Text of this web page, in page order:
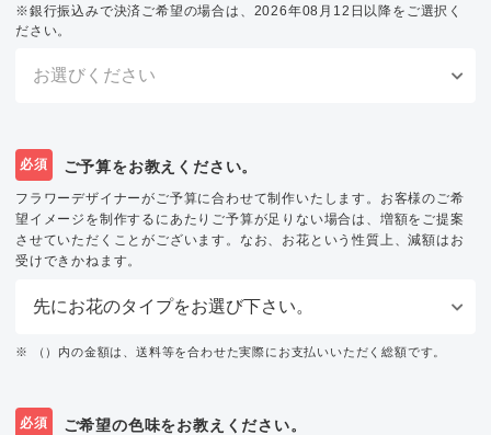
※銀行振込みで決済ご希望の場合は、2026年08月12日以降をご選択く
ださい。
必須 ご予算をお教えください。
フラワーデザイナーがご予算に合わせて制作いたします。お客様のご希
望イメージを制作するにあたりご予算が足りない場合は、増額をご提案
させていただくことがございます。なお、お花という性質上、減額はお
受けできかねます。
※ （）内の金額は、送料等を合わせた実際にお支払いいただく総額です。
必須 ご希望の色味をお教えください。